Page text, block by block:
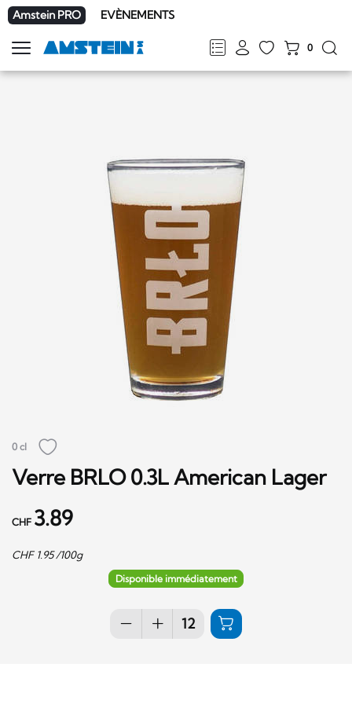
Amstein PRO EVÈNEMENTS
FRDEENIT
0
Afficher
la
0 cl
Verre BRLO 0.3L American Lager
CHF 3.89
CHF 1.95/100g
Disponible immédiatement